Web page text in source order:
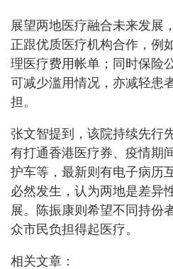
展望两地医疗融合未来发展
正跟优质医疗机构合作，例
理医疗费用帐单；同时保险
可减少滥用情况，亦减轻患
担。
张文智提到，该院持续先行
有打通香港医疗券、疫情期
护车等，最新则有电子病历
必然发生，认为两地是差异
展。陈振康则希望不同持份
众市民负担得起医疗。
相关文章：